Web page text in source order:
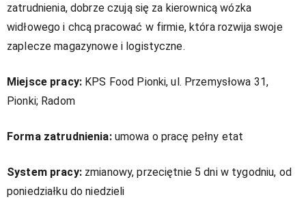
zatrudnienia, dobrze czują się za kierownicą wózka
widłowego i chcą pracować w firmie, która rozwija swoje
zaplecze magazynowe i logistyczne.
Miejsce pracy:KPS Food Pionki, ul. Przemysłowa 31,
Pionki; Radom
Forma zatrudnienia:umowa o pracę pełny etat
System pracy:zmianowy, przeciętnie 5 dni w tygodniu, od
poniedziałku do niedzieli